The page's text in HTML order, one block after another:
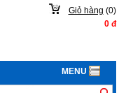
Giỏ hàng (0)
0đ
MENU